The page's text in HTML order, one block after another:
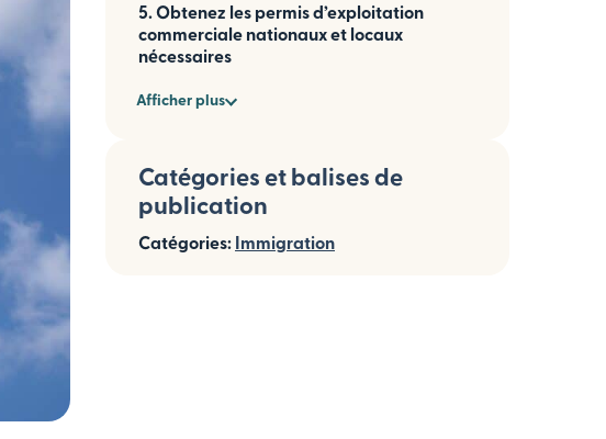
5. Obtenez les permis d’exploitation
commerciale nationaux et locaux
nécessaires
Afficher plus
Catégories et balises de
publication
Catégories: Immigration